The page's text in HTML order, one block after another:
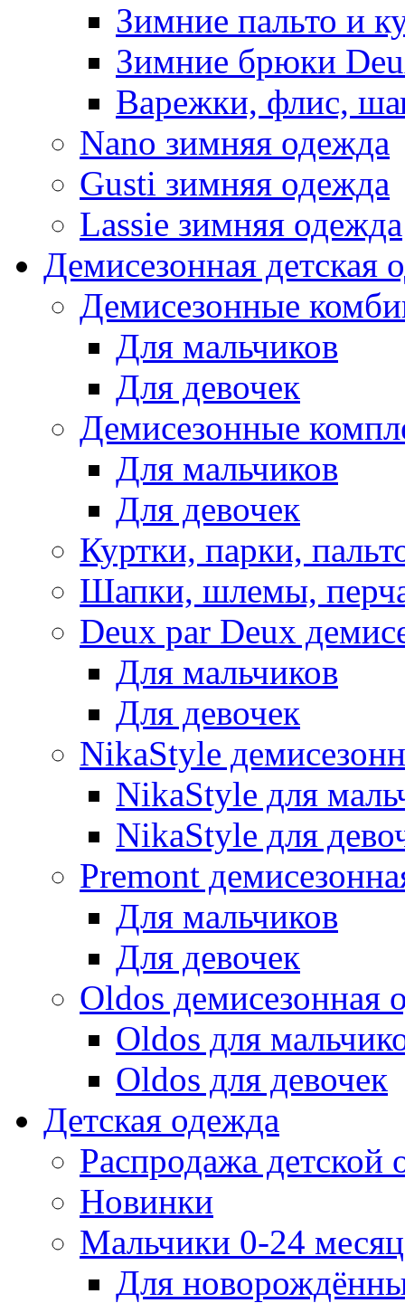
Зимние пальто и
Зимние брюки
Варежки, флис,
Nano зимняя одежда
Gusti зимняя одежда
Lassie зимняя одежда
Демисезонная детская
Демисезонные
Для мальчиков
Для девочек
Демисезонные
Для мальчиков
Для девочек
Куртки, парки,
Шапки, шлемы,
Deux par Deux
Для мальчиков
Для девочек
NikaStyle
NikaStyle для
NikaStyle для
Premont
Для мальчиков
Для девочек
Oldos демисезонная
Oldos для
Oldos для девочек
Детская одежда
Распродажа детской
Новинки
Мальчики 0-24
Для